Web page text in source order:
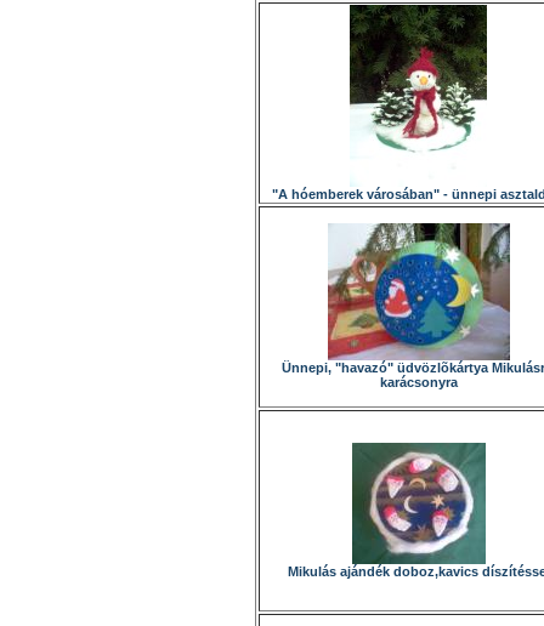
"A hóemberek városában" - ünnepi
Ünnepi, "havazó" üdvözlõkártya
karácsonyra
Mikulás ajándék doboz,kavics